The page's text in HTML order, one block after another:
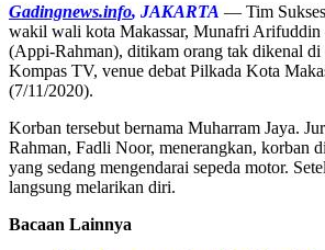
Gadingnews.info, JAKARTA — Tim
wakil wali kota Makassar, Munafri Arifuddin
(Appi-Rahman), ditikam orang tak dikenal di
Kompas TV, venue debat Pilkada Kota
(7/11/2020).
Korban tersebut bernama Muharram Jaya.
Rahman, Fadli Noor, menerangkan, korban
yang sedang mengendarai sepeda motor.
langsung melarikan diri.
Bacaan Lainnya